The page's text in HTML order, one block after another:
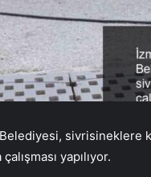
sivrisineklere
yapılıyor.